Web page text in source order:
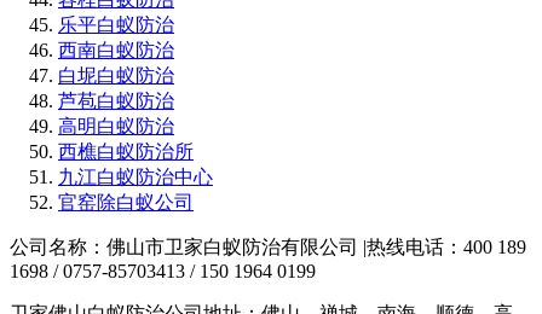
乐平白蚁防治
西南白蚁防治
白坭白蚁防治
芦苞白蚁防治
高明白蚁防治
西樵白蚁防治所
九江白蚁防治中心
官窑除白蚁公司
公司名称：佛山市卫家白蚁防治有限公司 |热线电话：400 189
1698 / 0757-85703413 / 150 1964 0199